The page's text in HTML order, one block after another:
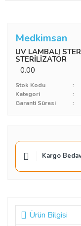
Medkimsan
UV LAMBALI
STERİLİZATÖR
0.00
Stok Kodu
Kategori
Garanti Süresi
Kargo
Ürün Bilgisi